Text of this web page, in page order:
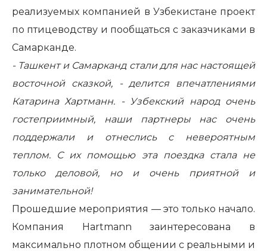
реализуемых компанией в Узбекистане проект
по птицеводству и пообщаться с заказчиками в
Самарканде.
- Ташкент и Самарканд стали для нас настоящей
восточной сказкой, - делится впечатлениями
Катарина Хартманн. - Узбекский народ очень
гостеприимный, наши партнеры нас очень
поддержали и отнеслись с невероятным
теплом. С их помощью эта поездка стала не
только деловой, но и очень приятной и
занимательной!
Прошедшие мероприятия — это только начало.
Компания Hartmann заинтересована в
максимально плотном общении с реальными и